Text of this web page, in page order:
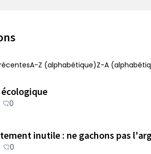
A-Z (alphabétique)Z-A
0
inutile : ne gachons pas
0